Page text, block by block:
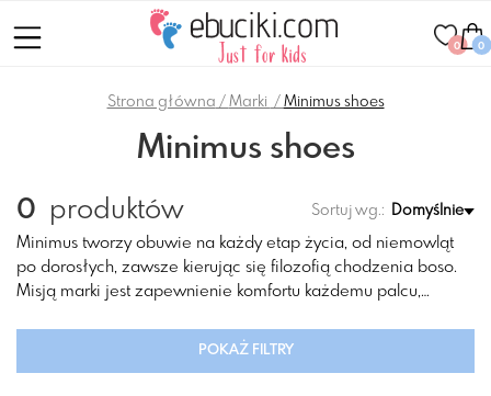
0 0
Strona główna Marki Minimus shoes
Minimus shoes
0 produktów Sortuj wg.: Domyślnie
Minimus tworzy obuwie na każdy etap życia, od niemowląt
po dorosłych, zawsze kierując się filozofią chodzenia boso.
Misją marki jest zapewnienie komfortu każdemu palcu,
POKAŻ FILTRY